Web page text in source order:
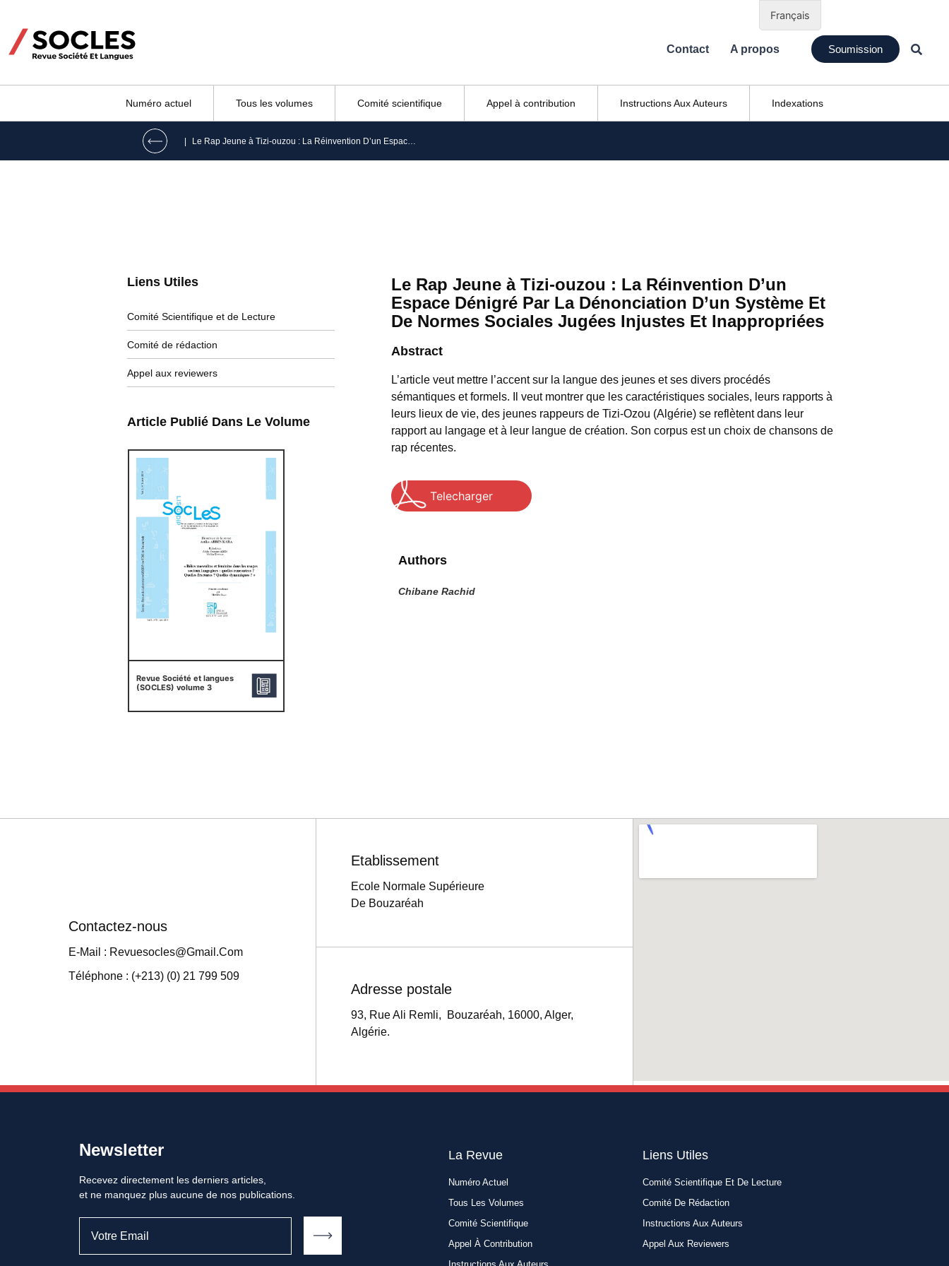
Contact A propos Soumission
Numéro actuel Tous les volumes Comité scientifique Appel à contribution Instructions Aux Auteurs Indexations
| Le Rap Jeune à Tizi-ouzou : La Réinvention D’un Espace Dénigré Par La Dénonciation D’un Système Et De Normes Sociales Jugées Injustes Et Inappropriées
Liens Utiles
Comité Scientifique et de Lecture
Comité de rédaction
Appel aux reviewers
Article Publié Dans Le Volume
Revue Société et langues
(SOCLES) volume 3
Le Rap Jeune à Tizi-ouzou : La Réinvention D’un
Espace Dénigré Par La Dénonciation D’un Système Et
De Normes Sociales Jugées Injustes Et Inappropriées
Abstract
L’article veut mettre l’accent sur la langue des jeunes et ses divers procédés
sémantiques et formels. Il veut montrer que les caractéristiques sociales, leurs rapports à
leurs lieux de vie, des jeunes rappeurs de Tizi-Ozou (Algérie) se reflètent dans leur
rapport au langage et à leur langue de création. Son corpus est un choix de chansons de
rap récentes.
Telecharger
Authors
Chibane Rachid
Contactez-nous
E-Mail : Revuesocles@gmail.com
Téléphone : (+213) (0) 21 799 509
Etablissement
Ecole Normale Supérieure
De Bouzaréah
Adresse postale
93, Rue Ali Remli, Bouzaréah, 16000, Alger,
Algérie.
Newsletter
Recevez directement les derniers articles,
et ne manquez plus aucune de nos publications.
La Revue
Numéro Actuel
Tous Les Volumes
Comité Scientifique
Appel À Contribution
Liens Utiles​
Comité Scientifique Et De Lecture
Comité De Rédaction
Instructions Aux Auteurs
Appel Aux Reviewers
Français